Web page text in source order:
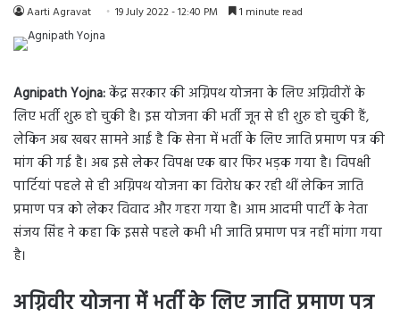
Aarti Agravat 19 July 2022 - 12:40 PM 1 minute read
Agnipath Yojna:केंद्र सरकार की अग्निपथ योजना के लिए अग्निवीरों के
लिए भर्ती शुरू हो चुकी है। इस योजना की भर्ती जून से ही शुरु हो चुकी हैं,
लेकिन अब खबर सामने आई है कि सेना में भर्ती के लिए जाति प्रमाण पत्र की
मांग की गई है। अब इसे लेकर विपक्ष एक बार फिर भड़क गया है। विपक्षी
पार्टियां पहले से ही अग्निपथ योजना का विरोध कर रही थीं लेकिन जाति
प्रमाण पत्र को लेकर विवाद और गहरा गया है। आम आदमी पार्टी के नेता
संजय सिंह ने कहा कि इससे पहले कभी भी जाति प्रमाण पत्र नहीं मांगा गया
है।
अग्निवीर योजना में भर्ती के लिए जाति प्रमाण पत्र